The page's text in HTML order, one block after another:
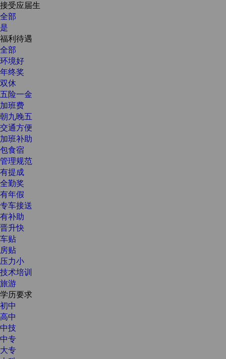
接受应届生
全部
是
福利待遇
全部
环境好
年终奖
双休
五险一金
加班费
朝九晚五
交通方便
加班补助
包食宿
管理规范
有提成
全勤奖
有年假
专车接送
有补助
晋升快
车贴
房贴
压力小
技术培训
旅游
学历要求
初中
高中
中技
中专
大专